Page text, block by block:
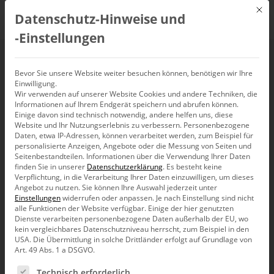
Forecasts
Produkt
Mit
Datenschutz-Hinweise und
‑Einstellungen
Bevor Sie unsere Website weiter besuchen können, benötigen wir Ihre
Einwilligung.
Wir verwenden auf unserer Website Cookies und andere Techniken, die
Informationen auf Ihrem Endgerät speichern und abrufen können.
Einige davon sind technisch notwendig, andere helfen uns, diese
Website und Ihr Nutzungserlebnis zu verbessern. Personenbezogene
Daten, etwa IP-Adressen, können verarbeitet werden, zum Beispiel für
personalisierte Anzeigen, Angebote oder die Messung von Seiten und
Seitenbestandteilen. Informationen über die Verwendung Ihrer Daten
finden Sie in unserer Datenschutzerklärung. Es besteht keine
Verpflichtung, in die Verarbeitung Ihrer Daten einzuwilligen, um dieses
Angebot zu nutzen.Sie können Ihre Auswahl jederzeit unter
Einstellungenwiderrufen oder anpassen. Je nach Einstellung sind nicht
alle Funktionen der Website verfügbar. Einige der hier genutzten
Dienste verarbeiten personenbezogene Daten außerhalb der EU, wo
kein vergleichbares Datenschutzniveau herrscht, zum Beispiel in den
USA. Die Übermittlung in solche Drittländer erfolgt auf Grundlage von
Art. 49 Abs. 1 a DSGVO.
Es folgt eine Liste der Service-Gruppen, für die eine